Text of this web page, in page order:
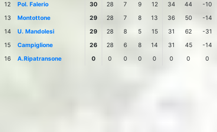
12
Pol. Falerio 30 28 7 9 12 34 44
-10
13
Montottone 29 28 7 8 13 36 50
-14
14
U. Mandolesi 29 28 8 5 15 31 62
-31
15
Campiglione 26 28 6 8 14 31 45
-14
16
A.Ripatransone 0 0 0 0 0 0 0 0